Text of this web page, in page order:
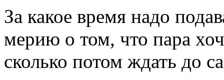
За какое время надо
мерию о том, что пара
сколько потом ждать до